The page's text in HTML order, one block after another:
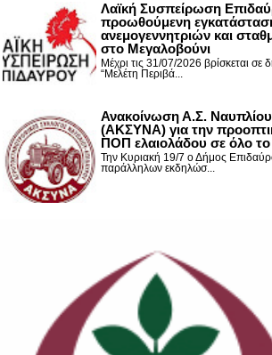
Λαϊκή Συσπείρωση
προωθούμενη
ανεμογεννητριών και
στο Μεγαλοβούνι
Μέχρι τις 31/07/2026 βρίσκεται σε
“Μελέτη Περιβά...
Ανακοίνωση Α.Σ.
(ΑΚΣΥΝΑ) για την
ΠΟΠ ελαιολάδου σε όλο
Την Κυριακή 19/7 ο Δήμος
παράλληλων εκδηλώσ...